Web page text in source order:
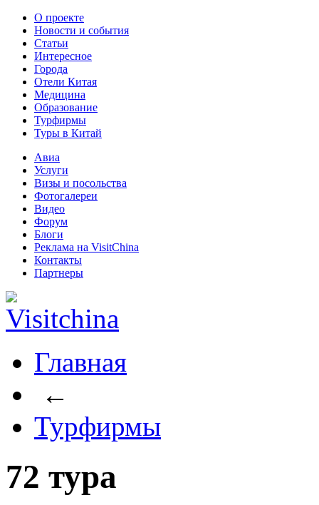
О проекте
Новости и события
Статьи
Интересное
Города
Отели Китая
Медицина
Образование
Турфирмы
Туры в Китай
Авиа
Услуги
Визы и посольства
Фотогалереи
Видео
Форум
Блоги
Реклама на VisitChina
Контакты
Партнеры
Главная
←
Турфирмы
72 тура